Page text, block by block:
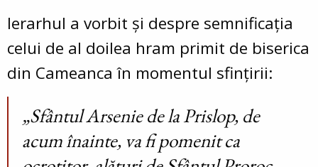
Ierarhul a vorbit și despre semnificația
celui de al doilea hram primit de biserica
din Cameanca în momentul sfințirii:
„Sfântul Arsenie de la Prislop, de
acum înainte, va fi pomenit ca